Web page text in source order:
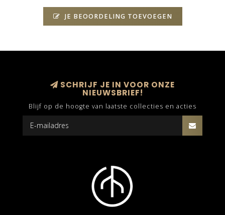
JE BEOORDELING TOEVOEGEN
SCHRIJF JE IN VOOR ONZE
NIEUWSBRIEF!
Blijf op de hoogte van laatste collecties en acties